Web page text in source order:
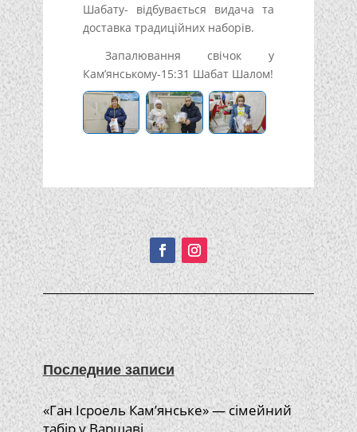
Шабату- відбувається видача та
доставка традиційних наборів.
Запалювання свічок у
Кам’янському-15:31 Шабат Шалом!
Подписывайтесь!
Последние записи
«Ган Ісроель Кам’янське» — сімейний